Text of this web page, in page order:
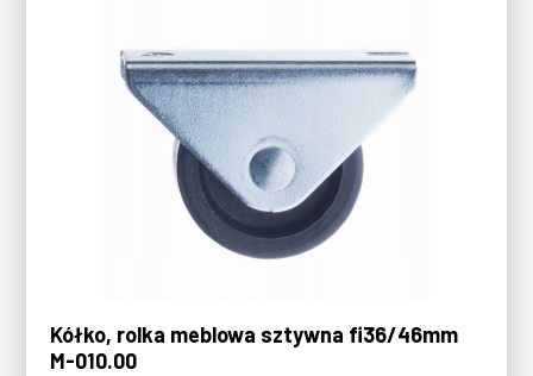
Kółko, rolka meblowa sztywna fi36/46mm
M-010.00